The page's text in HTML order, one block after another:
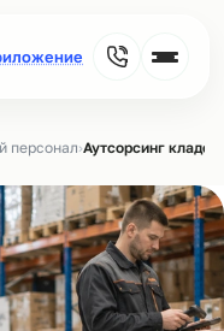
персонал›Аутсорсинг